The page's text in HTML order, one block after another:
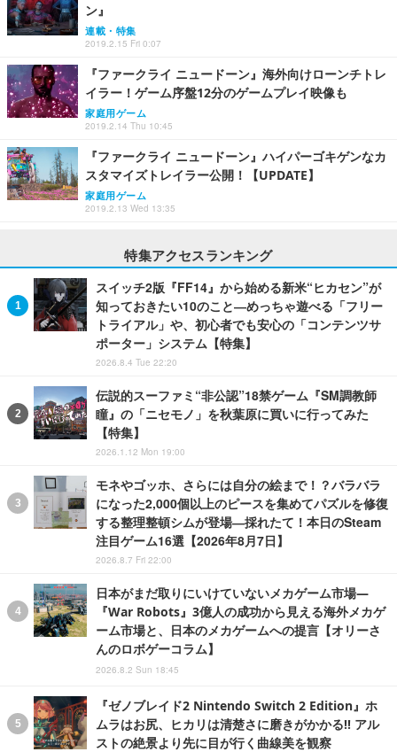
ン』
連載・特集
2019.2.15 Fri 0:07
『ファークライ ニュードーン』海外向けローンチトレ
イラー！ゲーム序盤12分のゲームプレイ映像も
家庭用ゲーム
2019.2.14 Thu 10:45
『ファークライ ニュードーン』ハイパーゴキゲンなカ
スタマイズトレイラー公開！【UPDATE】
家庭用ゲーム
2019.2.13 Wed 13:35
特集アクセスランキング
スイッチ2版『FF14』から始める新米“ヒカセン”が
知っておきたい10のこと―めっちゃ遊べる「フリー
トライアル」や、初心者でも安心の「コンテンツサ
ポーター」システム【特集】
2026.8.4 Tue 22:20
伝説的スーファミ“非公認”18禁ゲーム『SM調教師
瞳』の「ニセモノ」を秋葉原に買いに行ってみた
【特集】
2026.1.12 Mon 19:00
モネやゴッホ、さらには自分の絵まで！？バラバラ
になった2,000個以上のピースを集めてパズルを修復
する整理整頓シムが登場―採れたて！本日のSteam
注目ゲーム16選【2026年8月7日】
2026.8.7 Fri 22:00
日本がまだ取りにいけていないメカゲーム市場―
『War Robots』3億人の成功から見える海外メカゲ
ーム市場と、日本のメカゲームへの提言【オリーさ
んのロボゲーコラム】
2026.8.2 Sun 18:45
『ゼノブレイド2 Nintendo Switch 2 Edition』ホ
ムラはお尻、ヒカリは清楚さに磨きがかかる!! アル
ストの絶景より先に目が行く曲線美を観察